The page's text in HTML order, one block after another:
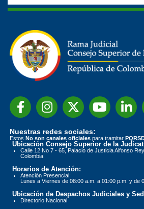
Nuestras redes sociales:
Estos No son canales oficiales para tramitar
Ubicación Consejo Superior de la
Calle 12 No 7 - 65, Palacio de Justicia Alfonso
Colombia
Horarios de Atención:
Atención Presencial:
Lunes a Viernes de 08:00 a.m. a 01:00 p.m. y de
Ubicación de Despachos Judiciales y
Directorio Nacional